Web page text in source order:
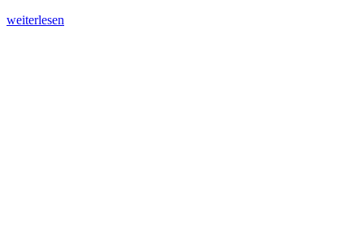
weiterlesen